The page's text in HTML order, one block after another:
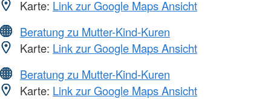
Karte: Link zur Google Maps Ansicht
Beratung zu Mutter-Kind-Kuren
Karte: Link zur Google Maps Ansicht
Beratung zu Mutter-Kind-Kuren
Karte: Link zur Google Maps Ansicht